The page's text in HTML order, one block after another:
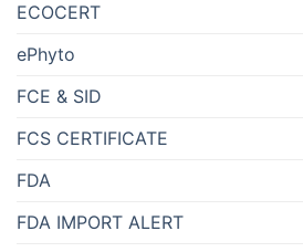
ECOCERT
ePhyto
FCE & SID
FCS CERTIFICATE
FDA
FDA IMPORT ALERT